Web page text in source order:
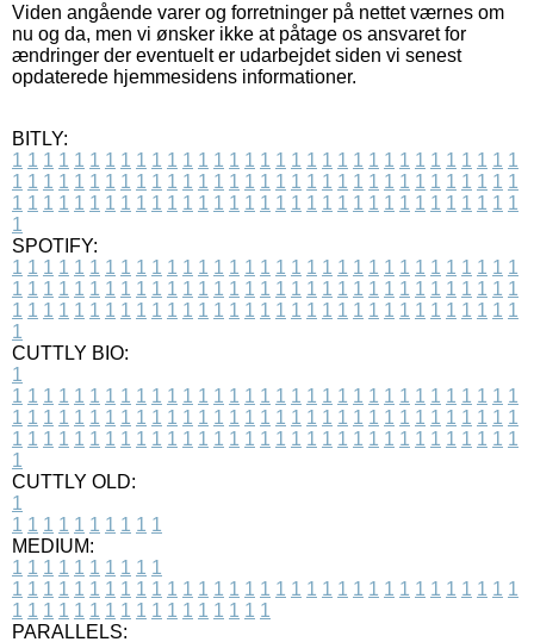
Viden angående varer og forretninger på nettet værnes om
nu og da, men vi ønsker ikke at påtage os ansvaret for
ændringer der eventuelt er udarbejdet siden vi senest
opdaterede hjemmesidens informationer.
BITLY:
1 1 1 1 1 1 1 1 1 1 1 1 1 1 1 1 1 1 1 1 1 1 1 1 1 1 1 1 1 1 1 1 1
1 1 1 1 1 1 1 1 1 1 1 1 1 1 1 1 1 1 1 1 1 1 1 1 1 1 1 1 1 1 1 1 1
1 1 1 1 1 1 1 1 1 1 1 1 1 1 1 1 1 1 1 1 1 1 1 1 1 1 1 1 1 1 1 1 1
1
SPOTIFY:
1 1 1 1 1 1 1 1 1 1 1 1 1 1 1 1 1 1 1 1 1 1 1 1 1 1 1 1 1 1 1 1 1
1 1 1 1 1 1 1 1 1 1 1 1 1 1 1 1 1 1 1 1 1 1 1 1 1 1 1 1 1 1 1 1 1
1 1 1 1 1 1 1 1 1 1 1 1 1 1 1 1 1 1 1 1 1 1 1 1 1 1 1 1 1 1 1 1 1
1
CUTTLY BIO:
1
1 1 1 1 1 1 1 1 1 1 1 1 1 1 1 1 1 1 1 1 1 1 1 1 1 1 1 1 1 1 1 1 1
1 1 1 1 1 1 1 1 1 1 1 1 1 1 1 1 1 1 1 1 1 1 1 1 1 1 1 1 1 1 1 1 1
1 1 1 1 1 1 1 1 1 1 1 1 1 1 1 1 1 1 1 1 1 1 1 1 1 1 1 1 1 1 1 1 1
1
CUTTLY OLD:
1
1 1 1 1 1 1 1 1 1 1
MEDIUM:
1 1 1 1 1 1 1 1 1 1
1 1 1 1 1 1 1 1 1 1 1 1 1 1 1 1 1 1 1 1 1 1 1 1 1 1 1 1 1 1 1 1 1
1 1 1 1 1 1 1 1 1 1 1 1 1 1 1 1 1
PARALLELS: